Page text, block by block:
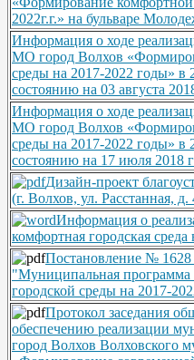
2022г.г.» на бульваре
Информация о ходе
МО город Волхов
среды на 2017-2022 годы» в
состоянию на 03 августа
Информация о ходе
МО город Волхов
среды на 2017-2022 годы» в
состоянию на 17 июля 2018
Дизайн-проект
(г. Волхов, ул. Расстанная, д.
Информация о
комфортная городская
Постановление № 1628
"Муниципальная
городской среды на 2017-
Протокол заседания
обеспечению реализации
город Волхов Волховского